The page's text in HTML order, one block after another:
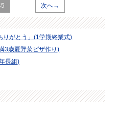
次へ→
がとう」(1学期終業式)
3歳夏野菜ピザ作り)
長組)